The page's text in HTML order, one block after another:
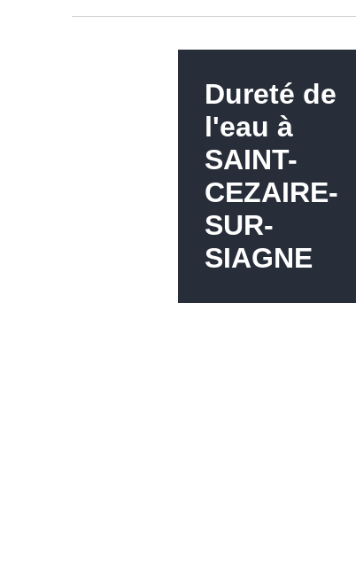
Dureté de
l'eau à
SAINT-
CEZAIRE-
SUR-
SIAGNE